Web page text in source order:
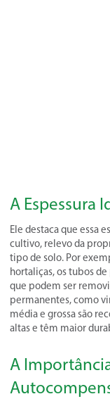
A Espessura
Ele destaca que essa
cultivo, relevo da
tipo de solo. Por
hortaliças, os tubos
que podem ser
permanentes, como
média e grossa são
altas e têm maior
A